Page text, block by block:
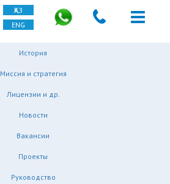
ҚАЗ
ENG
История
Миссия и стратегия
Лицензии и др.
Новости
Вакансии
Проекты
Руководство